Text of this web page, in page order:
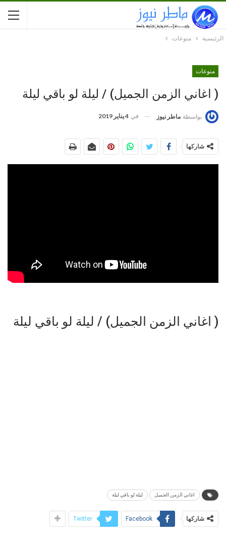
الرئيسية منوعات
منوعات
( اغاني الزمن الجميل) / ليلة لو باقي ليلة
بواسطة ماطر نيوز في 4 يناير 2019
شاركها
( اغاني الزمن الجميل) / ليلة لو باقي ليلة
اغاني الزمن الجميل ليلة لو باقي ليلة
شاركها Facebook
Twitter